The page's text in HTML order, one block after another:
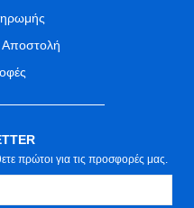
Αποστολή
πρώτοι για τις προσφορές μας.